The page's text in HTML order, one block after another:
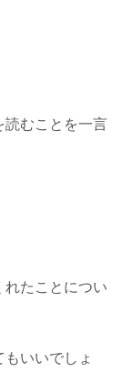
読むことを一言
れたことについ
いいでしょ